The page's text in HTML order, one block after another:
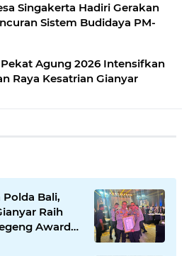
Singakerta Hadiri Gerakan
Sistem Budidaya PM-
Agung 2026 Intensifkan
Raya Kesatrian Gianyar
Bali,
Raih
Awards